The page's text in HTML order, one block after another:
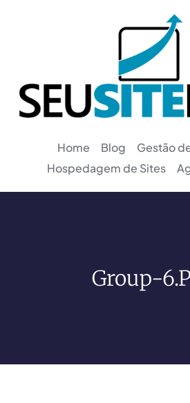
Home Blog
Gestão
Hospedagem de Sites
Group-